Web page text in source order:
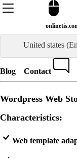
United states
Blog Contact
Wordpress Web
Characteristics:
Web template